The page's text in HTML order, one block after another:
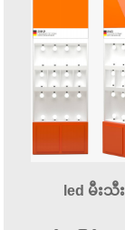
led မီးသီး